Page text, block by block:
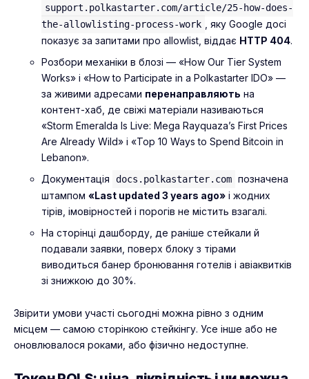
support.polkastarter.com/article/25-how-does-
the-allowlisting-process-work
, яку Google досі
показує за запитами про allowlist, віддає HTTP 404.
Розбори механіки в блозі — «How Our Tier System
Works» і «How to Participate in a Polkastarter IDO» —
за живими адресами перенаправляють на
контент-хаб, де свіжі матеріали називаються
«Storm Emeralda Is Live: Mega Rayquaza’s First Prices
Are Already Wild» і «Top 10 Ways to Spend Bitcoin in
Lebanon».
Документація
docs.polkastarter.com позначена
штампом «Last updated 3 years ago» і жодних
тірів, імовірностей і порогів не містить взагалі.
На сторінці дашборду, де раніше стейкали й
подавали заявки, поверх блоку з тірами
виводиться банер бронювання готелів і авіаквитків
зі знижкою до 30%.
Звірити умови участі сьогодні можна рівно з одним
місцем — самою сторінкою стейкінгу. Усе інше або не
оновлювалося роками, або фізично недоступне.